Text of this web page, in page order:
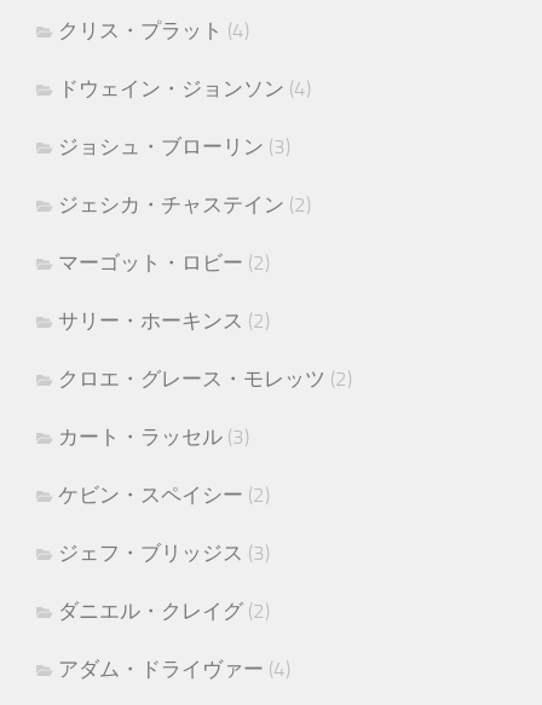
クリス・プラット (4)
ドウェイン・ジョンソン (4)
ジョシュ・ブローリン (3)
ジェシカ・チャステイン (2)
マーゴット・ロビー (2)
サリー・ホーキンス (2)
クロエ・グレース・モレッツ (2)
カート・ラッセル (3)
ケビン・スペイシー (2)
ジェフ・ブリッジス (3)
ダニエル・クレイグ (2)
アダム・ドライヴァー (4)